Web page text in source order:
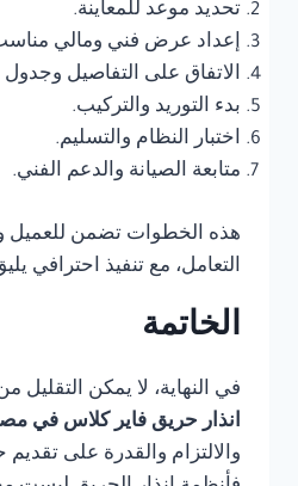
تحديد موعد للمعاينة.
إعداد عرض فني ومالي
الاتفاق على التفاصيل وجدول
بدء التوريد والتركيب.
اختبار النظام والتسليم.
متابعة الصيانة والدعم الفني.
هذه الخطوات تضمن للعميل
التعامل، مع تنفيذ احترافي
الخاتمة
في النهاية، لا يمكن التقليل
انذار حريق فاير كلاس في
والالتزام والقدرة على